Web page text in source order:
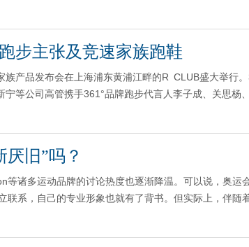
步主张及竞速家族跑鞋
产品发布会在上海浦东黄浦江畔的R CLUB盛大举行。
等公司高管携手361°品牌跑步代言人李子成、关思杨
旧”吗？
等诸多运动品牌的讨论热度也逐渐降温。可以说，奥运
联系，自己的专业形象也就有了背书。但实际上，伴随